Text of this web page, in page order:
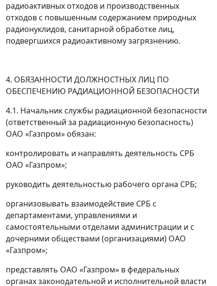
радиоактивных отходов и производственных
отходов с повышенным содержанием природных
радионуклидов, санитарной обработке лиц,
подвергшихся радиоактивному загрязнению.
4. ОБЯЗАННОСТИ ДОЛЖНОСТНЫХ ЛИЦ ПО
ОБЕСПЕЧЕНИЮ РАДИАЦИОННОЙ БЕЗОПАСНОСТИ
4.1. Начальник службы радиационной безопасности
(ответственный за радиационную безопасность)
ОАО «Газпром» обязан:
контролировать и направлять деятельность СРБ
ОАО «Газпром»;
руководить деятельностью рабочего органа СРБ;
организовывать взаимодействие СРБ с
департаментами, управлениями и
самостоятельными отделами администрации и с
дочерними обществами (организациями) ОАО
«Газпром»;
представлять ОАО «Газпром» в федеральных
органах законодательной и исполнительной власти